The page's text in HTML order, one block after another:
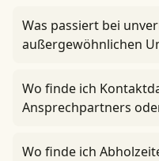
Was passiert bei
außergewöhnlichen
Wo finde ich
Ansprechpartners
Wo finde ich